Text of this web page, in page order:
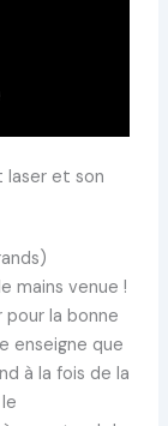
laser et son
mains venue !
la bonne
enseigne que
à la fois de la